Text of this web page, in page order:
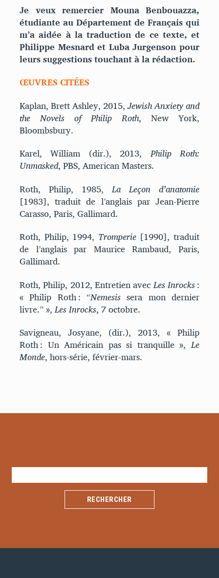
Je veux remercier Mouna Benbouazza,
étudiante au Département de Français qui
m’a aidée à la traduction de ce texte, et
Philippe Mesnard et Luba Jurgenson pour
leurs suggestions touchant à la rédaction.
ŒUVRES CITÉES
Kaplan, Brett Ashley, 2015,Jewish Anxiety and
the Novels of Philip Roth, New York,
Bloombsbury.
Karel, William (dir.), 2013,Philip Roth:
Unmasked, PBS, American Masters.
Roth, Philip, 1985,La Leçon d’anatomie
[1983], traduit de l’anglais par Jean-Pierre
Carasso, Paris, Gallimard.
Roth, Philip, 1994, Tromperie[1990], traduit
de l’anglais par Maurice Rambaud, Paris,
Gallimard.
Roth, Philip, 2012, Entretien avecLes Inrocks:
« Philip Roth : “Nemesis sera mon dernier
livre.” »,Les Inrocks, 7 octobre.
Savigneau, Josyane, (dir.), 2013, « Philip
Roth : Un Américain pas si tranquille »,Le
Monde, hors-série, février-mars.